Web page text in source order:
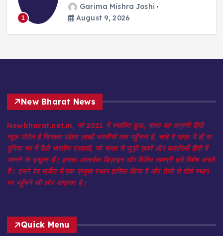
विजय जोशी August 9, 2026
न्यूज़ पोर्टल है जिसका उद्देश्य लाखों भारतीयों तक पहुँचना है, चाहे वे भारत में हों या
दुनिया भर में फैले भारतीय प्रवासी, जो भारत से जुड़ी ख़बरें और कहानियाँ हिंदी में
जानने के इच्छुक हैं। इसका आकर्षक डिज़ाइन और विविध सामग्री इसे विशेष बनाते
हैं। इसने वेब मार्केट में एक प्रमुख स्थान हासिल किया है और तेजी से शीर्ष स्थान
पर पहुँचने की ओर अग्रसर है।